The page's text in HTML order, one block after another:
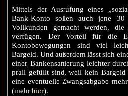
Mittels der Ausrufung eines
Bank-Konto sollen auch jene
Vollkunden gemacht werden,
verfügen. Der Vorteil für die
Kontobewegungen sind viel
Bargeld. Und außerdem lässt sich
einer Bankensanierung leichter
prall gefüllt sind, weil kein Bargeld
eine eventuelle Zwangsabgabe
(mehrhier).